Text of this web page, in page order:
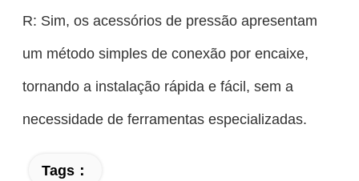
R: Sim, os acessórios de pressão apresentam
um método simples de conexão por encaixe,
tornando a instalação rápida e fácil, sem a
necessidade de ferramentas especializadas.
Tags：